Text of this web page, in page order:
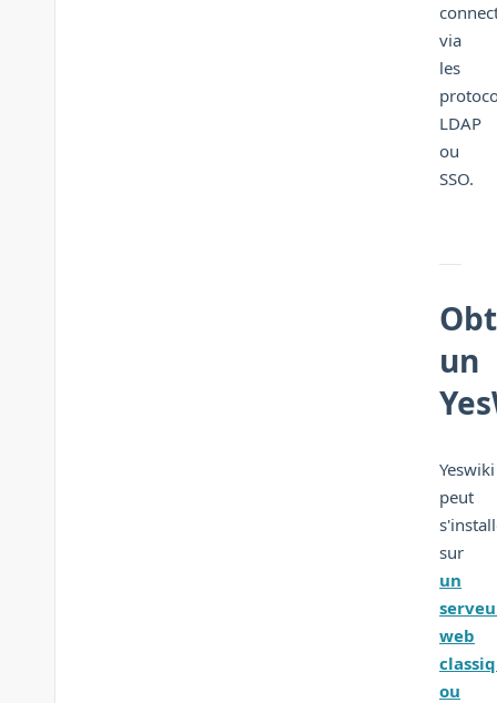
via
les
LDAP
ou
SSO.
un
Yeswiki
peut
sur
un
web
ou